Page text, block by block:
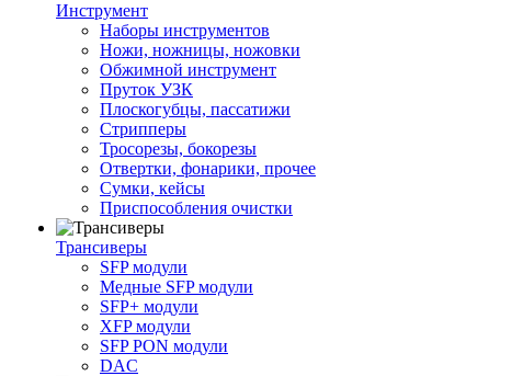
Инструмент
Наборы инструментов
Ножи, ножницы, ножовки
Обжимной инструмент
Пруток УЗК
Плоскогубцы, пассатижи
Стрипперы
Тросорезы, бокорезы
Отвертки, фонарики, прочее
Сумки, кейсы
Приспособления очистки
Трансиверы
SFP модули
Медные SFP модули
SFP+ модули
XFP модули
SFP PON модули
DAC